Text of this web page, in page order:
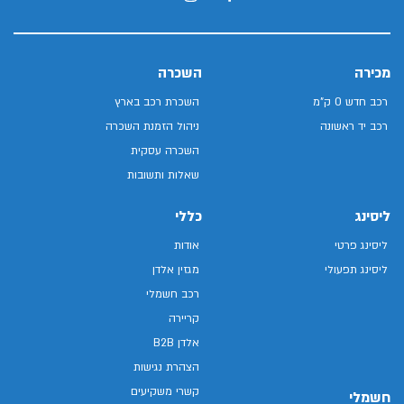
מכירה
רכב חדש 0 ק"מ
רכב יד ראשונה
השכרה
השכרת רכב בארץ
ניהול הזמנת השכרה
השכרה עסקית
שאלות ותשובות
ליסינג
ליסינג פרטי
ליסינג תפעולי
חשמלי
כללי
אודות
מגזין אלדן
רכב חשמלי
קריירה
אלדן B2B
הצהרת נגישות
קשרי משקיעים